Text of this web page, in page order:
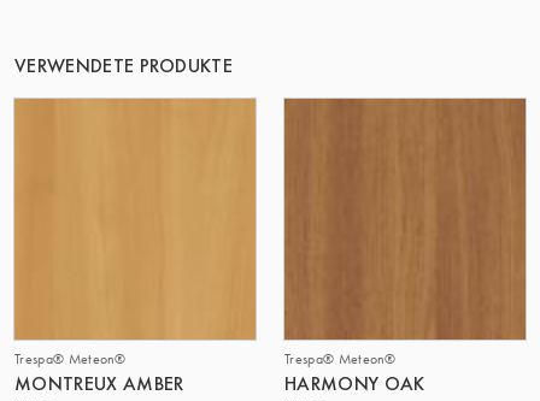
VERWENDETE PRODUKTE
Trespa® Meteon®
MONTREUX AMBER
Trespa® Meteon®
HARMONY OAK